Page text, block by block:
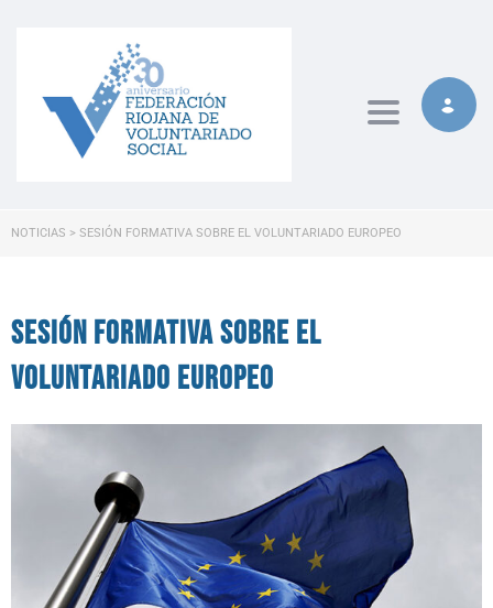
Toggle
NOTICIAS > SESIÓN FORMATIVA SOBRE EL VOLUNTARIADO EUROPEO
Sesión formativa sobre el
voluntariado europeo